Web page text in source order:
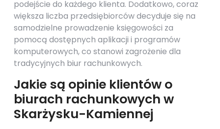
podejście do każdego klienta. Dodatkowo, coraz
większa liczba przedsiębiorców decyduje się na
samodzielne prowadzenie księgowości za
pomocą dostępnych aplikacji i programów
komputerowych, co stanowi zagrożenie dla
tradycyjnych biur rachunkowych.
Jakie są opinie klientów o
biurach rachunkowych w
Skarżysku-Kamiennej